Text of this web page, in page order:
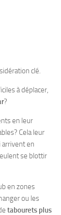
clé.
à déplacer,
?
en leur
Cela leur
en
se blottir
en zones
ou les
tabourets plus